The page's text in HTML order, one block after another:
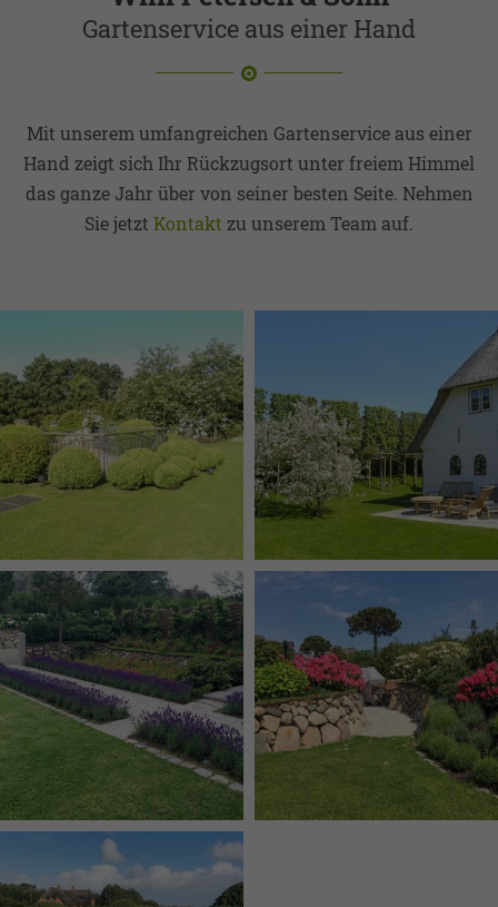
Gartenservice aus einer Hand
Mit unserem umfangreichen Gartenservice aus einer
Hand zeigt sich Ihr Rückzugsort unter freiem Himmel
das ganze Jahr über von seiner besten Seite. Nehmen
Sie jetzt Kontakt zu unserem Team auf.